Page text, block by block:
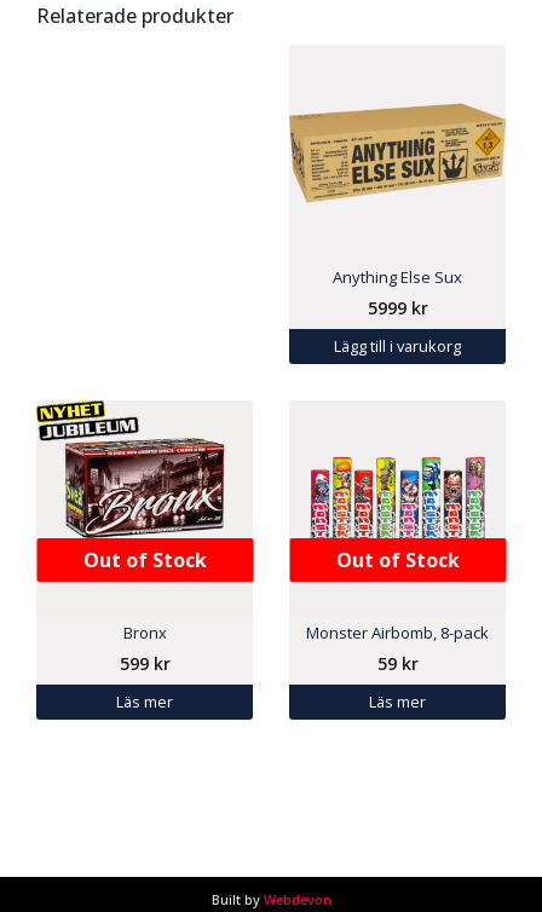
Relaterade produkter
Anything Else Sux
5999 kr
Lägg till i varukorg
Out of Stock
Bronx
599 kr
Läs mer
Out of Stock
Monster Airbomb, 8-pack
59 kr
Läs mer
Built by Webdevon